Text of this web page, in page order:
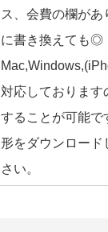
ス、会費の欄があ
に書き換えても◎
対応しております
することが可能で
形をダウンロード
さい。